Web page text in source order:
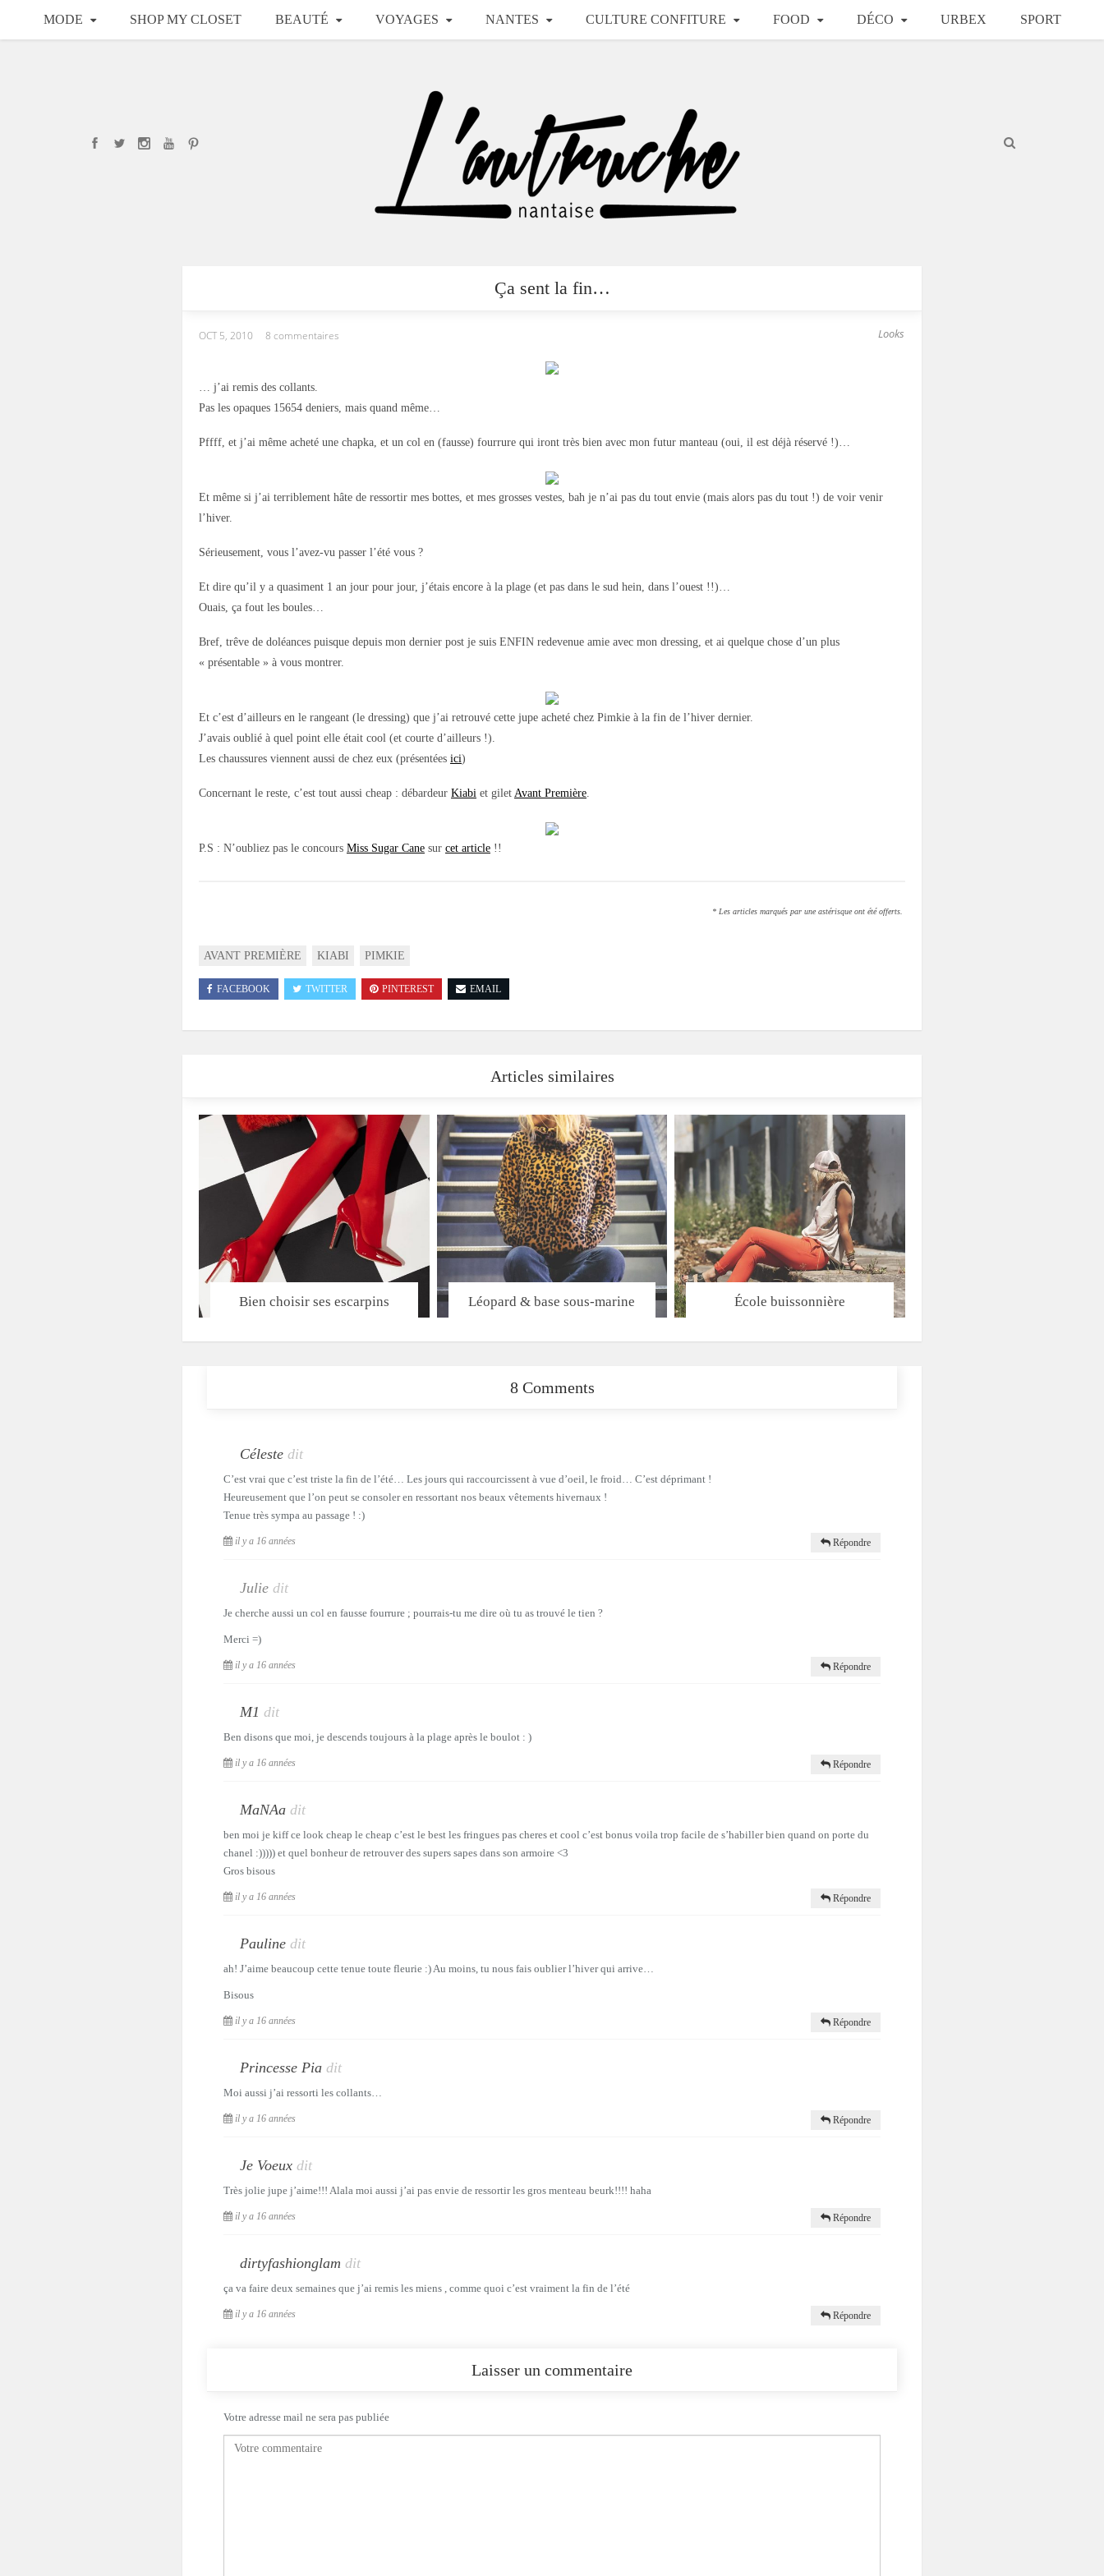
MODE SHOP MY CLOSET BEAUTÉ VOYAGES NANTES CULTURE CONFITURE FOOD DÉCO URBEX SPORT
Ça sent la fin…
Looks
OCT 5, 2010 8 commentaires
… j’ai remis des collants.
Pas les opaques 15654 deniers, mais quand même…
Pffff, et j’ai même acheté une chapka, et un col en (fausse) fourrure qui iront très bien avec mon futur manteau (oui, il est déjà réservé !)…
Et même si j’ai terriblement hâte de ressortir mes bottes, et mes grosses vestes, bah je n’ai pas du tout envie (mais alors pas du tout !) de voir venir
l’hiver.
Sérieusement, vous l’avez-vu passer l’été vous ?
Et dire qu’il y a quasiment 1 an jour pour jour, j’étais encore à la plage (et pas dans le sud hein, dans l’ouest !!)…
Ouais, ça fout les boules…
Bref, trêve de doléances puisque depuis mon dernier post je suis ENFIN redevenue amie avec mon dressing, et ai quelque chose d’un plus
« présentable » à vous montrer.
Et c’est d’ailleurs en le rangeant (le dressing) que j’ai retrouvé cette jupe acheté chez Pimkie à la fin de l’hiver dernier.
J’avais oublié à quel point elle était cool (et courte d’ailleurs !).
Les chaussures viennent aussi de chez eux (présentées ici)
Concernant le reste, c’est tout aussi cheap : débardeur Kiabi et gilet Avant Première.
P.S : N’oubliez pas le concours Miss Sugar Cane sur cet article !!
* Les articles marqués par une astérisque ont été offerts.
AVANT PREMIÈRE KIABI PIMKIE
FACEBOOK TWITTER PINTEREST EMAIL
Articles similaires
Bien choisir ses escarpins Léopard & base sous-marine École buissonnière
8 Comments
Céleste dit
C’est vrai que c’est triste la fin de l’été… Les jours qui raccourcissent à vue d’oeil, le froid… C’est déprimant !
Heureusement que l’on peut se consoler en ressortant nos beaux vêtements hivernaux !
Tenue très sympa au passage ! :)
il y a 16 années Répondre
Julie dit
Je cherche aussi un col en fausse fourrure ; pourrais-tu me dire où tu as trouvé le tien ?
Merci =)
il y a 16 années Répondre
M1 dit
Ben disons que moi, je descends toujours à la plage après le boulot : )
il y a 16 années Répondre
MaNAa dit
ben moi je kiff ce look cheap le cheap c’est le best les fringues pas cheres et cool c’est bonus voila trop facile de s’habiller bien quand on porte du
chanel :))))) et quel bonheur de retrouver des supers sapes dans son armoire <3
Gros bisous
il y a 16 années Répondre
Pauline dit
ah! J’aime beaucoup cette tenue toute fleurie :) Au moins, tu nous fais oublier l’hiver qui arrive…
Bisous
il y a 16 années Répondre
Princesse Pia dit
Moi aussi j’ai ressorti les collants…
il y a 16 années Répondre
Je Voeux dit
Très jolie jupe j’aime!!! Alala moi aussi j’ai pas envie de ressortir les gros menteau beurk!!!! haha
il y a 16 années Répondre
dirtyfashionglam dit
ça va faire deux semaines que j’ai remis les miens , comme quoi c’est vraiment la fin de l’été
il y a 16 années Répondre
Laisser un commentaire
Votre adresse mail ne sera pas publiée